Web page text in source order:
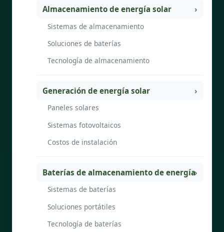
Almacenamiento de energía solar
Sistemas de almacenamiento
Soluciones de baterías
Tecnología de almacenamiento
Generación de energía solar
Paneles solares
Sistemas fotovoltaicos
Costos de instalación
Baterías de almacenamiento de energía
Sistemas de baterías
Soluciones portátiles
Tecnología de baterías